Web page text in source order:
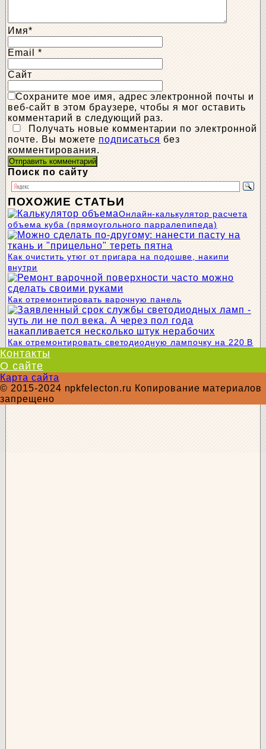
Имя*
Email*
Сайт
Сохраните мое имя, адрес электронной почты и
веб-сайт в этом браузере, чтобы я мог оставить
комментарий в следующий раз.
Получать новые комментарии по электронной
почте. Вы можете подписаться без
комментирования.
Поиск по сайту
ПОХОЖИЕ СТАТЬИ
Онлайн-калькулятор расчета
объема куба (прямоугольного парралепипеда)
Как очистить утюг от пригара на подошве, накипи
внутри
Как отремонтировать варочную панель
Как отремонтировать светодиодную лампочку на 220 В
Контакты
О сайте
Карта сайта
© 2015-2024 npkfelecton.ru Копирование материалов
запрещено